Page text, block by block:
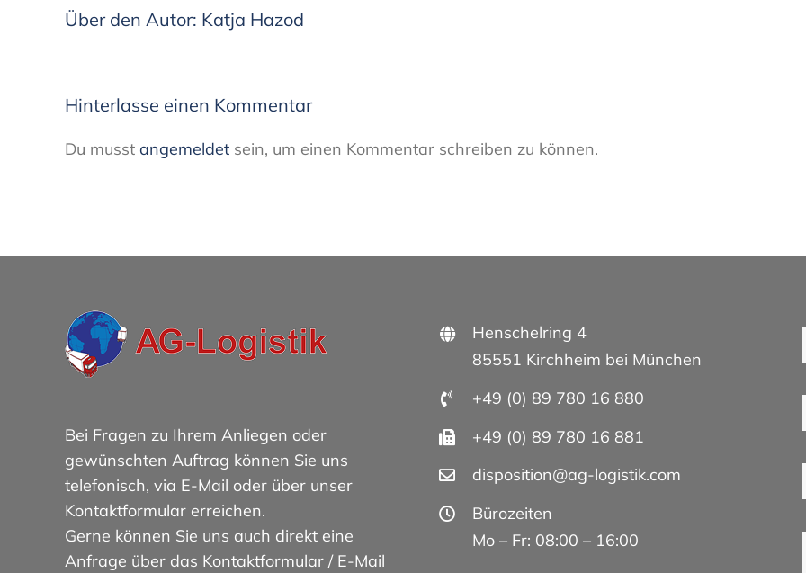
Über den Autor: Katja Hazod
Hinterlasse einen Kommentar
Du musst angemeldet sein, um einen Kommentar schreiben zu können.
Bei Fragen zu Ihrem Anliegen oder
gewünschten Auftrag können Sie uns
telefonisch, via E-Mail oder über unser
Kontaktformular erreichen.
Gerne können Sie uns auch direkt eine
Anfrage über das Kontaktformular / E-Mail
Henschelring 4
85551 Kirchheim bei München
+49 (0) 89 780 16 880
+49 (0) 89 780 16 881
disposition@ag-logistik.com
Bürozeiten
Mo – Fr: 08:00 – 16:00